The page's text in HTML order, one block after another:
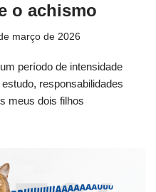
o achismo
março de 2026
período de intensidade
responsabilidades
meus dois filhos